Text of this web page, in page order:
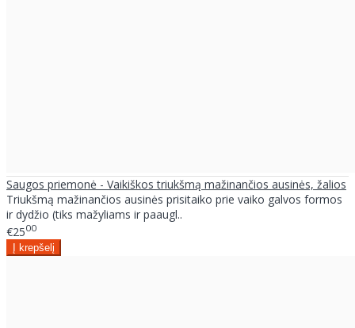
Saugos priemonė - Vaikiškos triukšmą mažinančios ausinės, žalios
Triukšmą mažinančios ausinės prisitaiko prie vaiko galvos formos
ir dydžio (tiks mažyliams ir paaugl..
€2500